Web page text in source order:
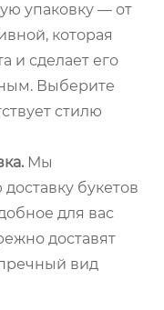
упаковку — от
которая
и сделает его
Выберите
стилю
Мы
букетов
для вас
доставят
вид